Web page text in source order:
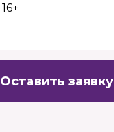
Оставить заявку
16+